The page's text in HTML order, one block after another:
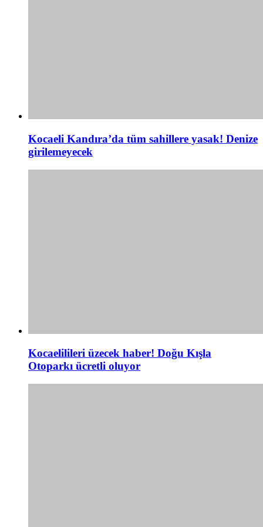
Kocaeli Kandıra’da tüm sahillere yasak! Denize
girilemeyecek
Kocaelilileri üzecek haber! Doğu Kışla
Otoparkı ücretli oluyor